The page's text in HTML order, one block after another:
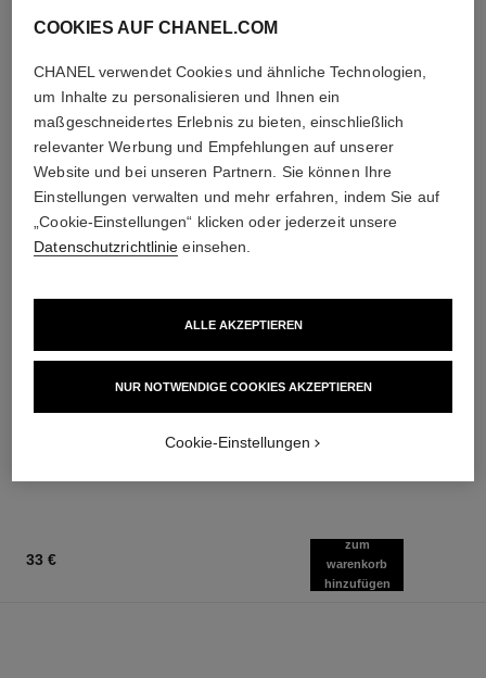
3-in-1 Stift: Lidschatten,
Eau de Parfum Zerstäuber
ab
Zum Warenkorb hinzufügen
33 €
zum
warenkorb
hinzufügen
COOKIES AUF CHANEL.COM
CHANEL verwendet Cookies und ähnliche Technologien,
um Inhalte zu personalisieren und Ihnen ein
maßgeschneidertes Erlebnis zu bieten, einschließlich
relevanter Werbung und Empfehlungen auf unserer
Website und bei unseren Partnern. Sie können Ihre
Einstellungen verwalten und mehr erfahren, indem Sie auf
„Cookie-Einstellungen“ klicken oder jederzeit unsere
Datenschutzrichtlinie einsehen.
NUR NOTWENDIGE COOKIES AKZEPTIEREN
ALLE AKZEPTIEREN
Cookie-Einstellungen